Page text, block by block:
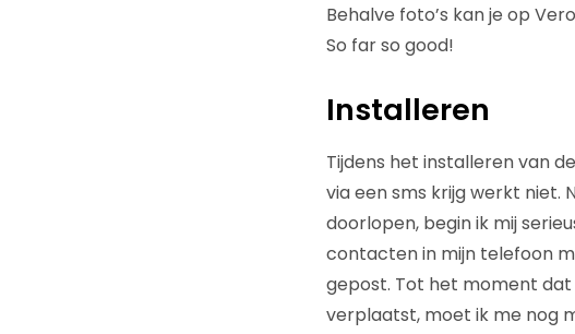
Behalve foto’s kan je op
So far so good!
Installeren
Tijdens het installeren van
via een sms krijg werkt niet.
doorlopen, begin ik mij
contacten in mijn telefoon
gepost. Tot het moment
verplaatst, moet ik me nog